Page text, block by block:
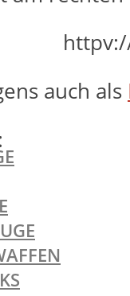
auch als
: